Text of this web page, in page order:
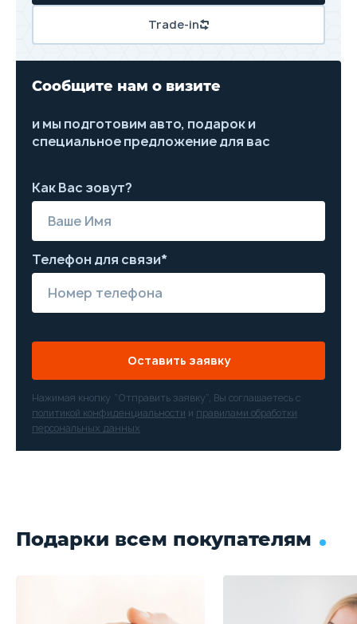
Trade-in
Сообщите нам о визите
и мы подготовим авто, подарок и
специальное предложение для вас
Как Вас зовут?
Телефон для связи*
Оставить заявку
Нажимая кнопку “Отправить заявку”, Вы соглашаетесь с
политикой конфиденциальности и правилами обработки
персональных данных
Подарки всем покупателям